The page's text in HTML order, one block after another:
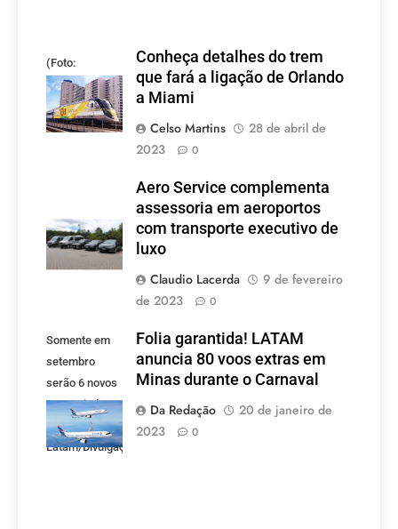
(Foto:
divulgação)
Conheça detalhes do trem
que fará a ligação de Orlando
a Miami
Celso Martins
28 de abril de
2023
0
Aero Service complementa
assessoria em aeroportos
com transporte executivo de
luxo
Claudio Lacerda
9 de fevereiro
de 2023
0
Somente em
setembro
serão 6 novos
voos criados
pela LATAM.
Latam/Divulgação)
Folia garantida! LATAM
anuncia 80 voos extras em
Minas durante o Carnaval
Da Redação
20 de janeiro de
2023
0